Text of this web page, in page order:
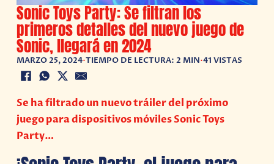
Sonic Toys Party: Se filtran los
primeros detalles del nuevo juego de
Sonic, llegará en 2024
MARZO 25, 2024•TIEMPO DE LECTURA: 2 MIN•41 VISTAS
Se ha filtrado un nuevo tráiler del próximo
juego para dispositivos móviles Sonic Toys
Party…